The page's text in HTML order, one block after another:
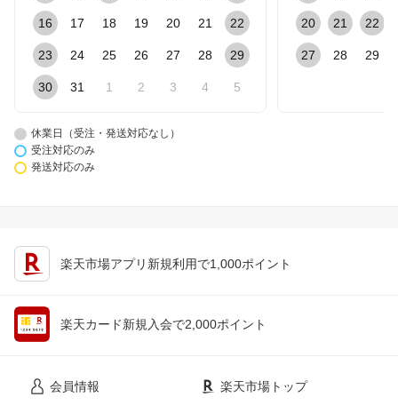
16 17 18 19 20 21 22
23 24 25 26 27 28 29
30 31 1 2 3 4 5
20 21 22
27 28 29
休業日（受注・発送対応なし）
受注対応のみ
発送対応のみ
楽天市場アプリ新規利用で1,000ポイント
楽天カード新規入会で2,000ポイント
会員情報 楽天市場トップ